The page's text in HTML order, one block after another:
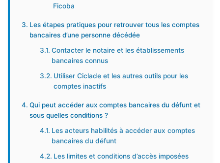
Ficoba
Les étapes pratiques pour retrouver tous les comptes
bancaires d’une personne décédée
Contacter le notaire et les établissements
bancaires connus
Utiliser Ciclade et les autres outils pour les
comptes inactifs
Qui peut accéder aux comptes bancaires du défunt et
sous quelles conditions ?
Les acteurs habilités à accéder aux comptes
bancaires du défunt
Les limites et conditions d’accès imposées